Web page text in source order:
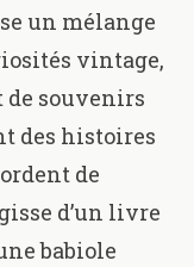
un mélange
vintage,
de souvenirs
des histoires
de
d’un livre
babiole